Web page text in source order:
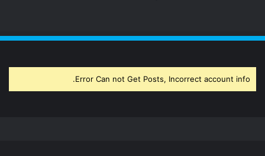
Error Can not Get Posts, Incorrect account info.